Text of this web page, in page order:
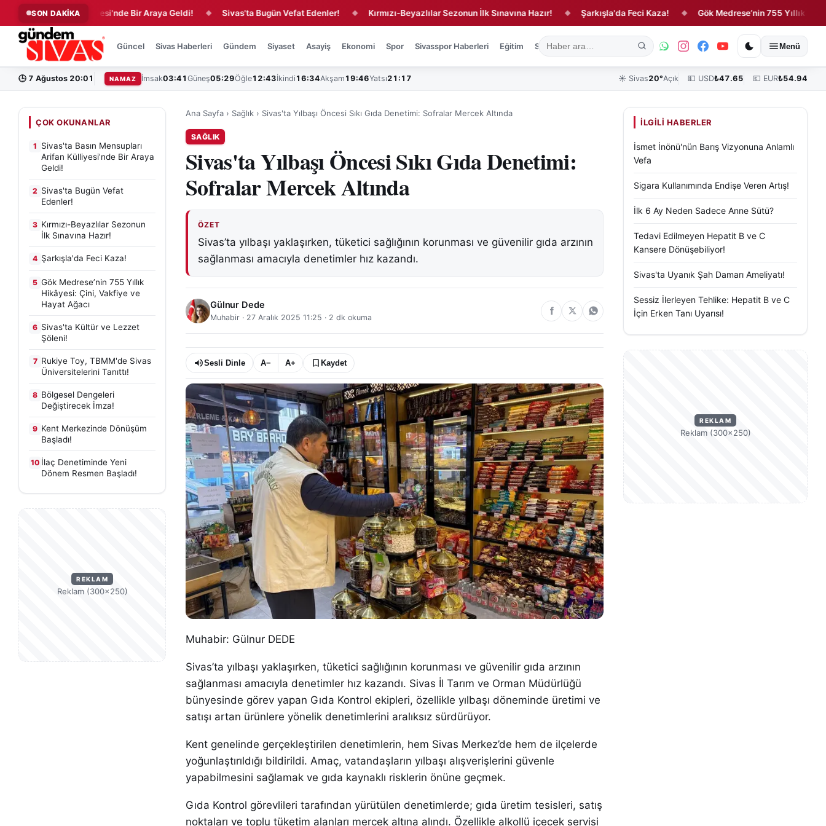
SON DAKİKA
Arifan Külliyesi'nde Bir Araya Geldi! ◆ Sivas'ta Bugün Vefat Edenler! ◆ Kırmızı-Beyazlılar Sezonun İlk Sınavına Hazır! ◆ Şarkışla'da Feci Kaza! ◆ Gök Medrese’nin 755 Yıllık Hikâyesi:
Güncel Sivas Haberleri Gündem Siyaset Asayiş Ekonomi Spor Sivasspor Haberleri Eğitim Sağlık Kültür, Sanat ve Tarih Yaşam Sivas Vefat Edenler Köşe
Menü
🕒 7 Ağustos 20:01 NAMAZ İmsak03:41 Güneş05:29Öğle12:43İkindi 16:34Akşam 19:46Yatsı21:17 ☀️ Sivas20°Açık 💵 USD₺47.65 💶 EUR₺54.94
ÇOK OKUNANLAR
1 Sivas'ta Basın Mensupları
Arifan Külliyesi'nde Bir Araya
Geldi!
2 Sivas'ta Bugün Vefat
Edenler!
3 Kırmızı-Beyazlılar Sezonun
İlk Sınavına Hazır!
4 Şarkışla'da Feci Kaza!
5 Gök Medrese’nin 755 Yıllık
Hikâyesi: Çini, Vakfiye ve
Hayat Ağacı
6 Sivas'ta Kültür ve Lezzet
Şöleni!
7 Rukiye Toy, TBMM'de Sivas
Üniversitelerini Tanıttı!
8 Bölgesel Dengeleri
Değiştirecek İmza!
9 Kent Merkezinde Dönüşüm
Başladı!
10 İlaç Denetiminde Yeni
Dönem Resmen Başladı!
REKLAM
Reklam (300×250)
Ana Sayfa › Sağlık › Sivas'ta Yılbaşı Öncesi Sıkı Gıda Denetimi: Sofralar Mercek Altında
SAĞLIK
Sivas'ta Yılbaşı Öncesi Sıkı Gıda Denetimi:
Sofralar Mercek Altında
ÖZET
Sivas’ta yılbaşı yaklaşırken, tüketici sağlığının korunması ve güvenilir gıda arzının
sağlanması amacıyla denetimler hız kazandı.
Gülnur Dede
Muhabir · 27 Aralık 2025 11:25 · 2 dk okuma
Sesli Dinle A− A+ Kaydet
Muhabir: Gülnur DEDE
Sivas’ta yılbaşı yaklaşırken, tüketici sağlığının korunması ve güvenilir gıda arzının
sağlanması amacıyla denetimler hız kazandı. Sivas İl Tarım ve Orman Müdürlüğü
bünyesinde görev yapan Gıda Kontrol ekipleri, özellikle yılbaşı döneminde üretimi ve
satışı artan ürünlere yönelik denetimlerini aralıksız sürdürüyor.
Kent genelinde gerçekleştirilen denetimlerin, hem Sivas Merkez’de hem de ilçelerde
yoğunlaştırıldığı bildirildi. Amaç, vatandaşların yılbaşı alışverişlerini güvenle
yapabilmesini sağlamak ve gıda kaynaklı risklerin önüne geçmek.
Gıda Kontrol görevlileri tarafından yürütülen denetimlerde; gıda üretim tesisleri, satış
noktaları ve toplu tüketim alanları mercek altına alındı. Özellikle alkollü içecek servisi
İLGILI HABERLER
İsmet İnönü'nün Barış Vizyonuna Anlamlı
Vefa
Sigara Kullanımında Endişe Veren Artış!
İlk 6 Ay Neden Sadece Anne Sütü?
Tedavi Edilmeyen Hepatit B ve C
Kansere Dönüşebiliyor!
Sivas'ta Uyanık Şah Damarı Ameliyatı!
Sessiz İlerleyen Tehlike: Hepatit B ve C
İçin Erken Tanı Uyarısı!
REKLAM
Reklam (300×250)